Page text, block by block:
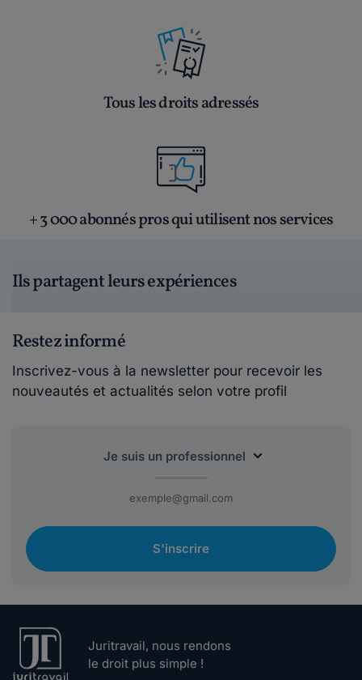
Tous les droits adressés
+ 3 000 abonnés pros qui utilisent nos services
Ils partagent leurs expériences
Restez informé
Inscrivez-vous à la newsletter pour recevoir les
nouveautés et actualités selon votre profil
S'inscrire
Juritravail, nous rendons
le droit plus simple !